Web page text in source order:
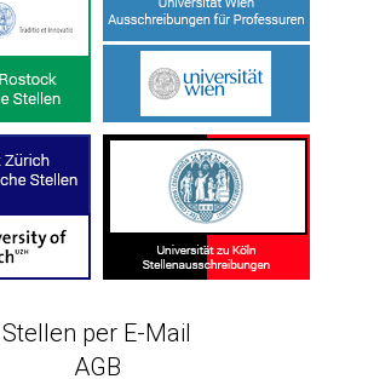
Stellen per E-Mail
AGB